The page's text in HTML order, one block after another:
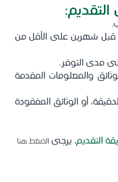
قبل شهرين على الأقل من
مدى التوفر.
والمعلومات المقدمة
أو الوثائق المفقودة
التقديم، يرجى الضغط هنا